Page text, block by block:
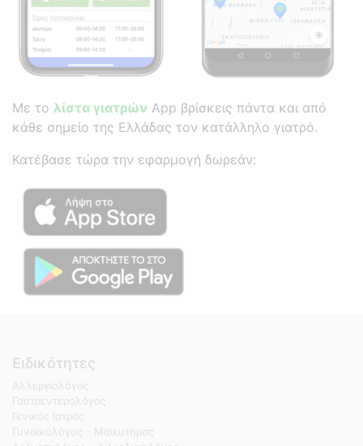
Με το λίστα γιατρών App βρίσκεις πάντα και από
κάθε σημείο της Ελλάδας τον κατάλληλο γιατρό.
Κατέβασε τώρα την εφαρμογή δωρεάν:
Ειδικότητες
Αλλεργιολόγος
Γαστρεντερολόγος
Γενικός Ιατρός
Γυναικολόγος - Μαιευτήρας